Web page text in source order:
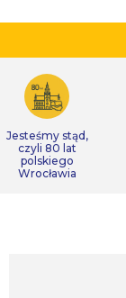
Jesteśmy stąd,
czyli 80 lat
polskiego
Wrocławia